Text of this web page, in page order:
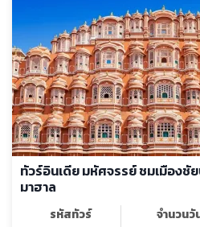
ทัวร์อินเดีย มหัศจรรย์ ชมเมืองชั
มาฮาล
รหัสทัวร์
จำนวนวั